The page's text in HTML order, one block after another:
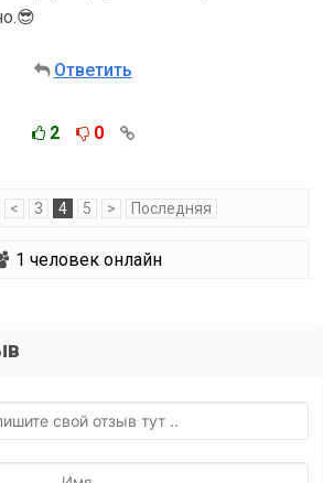
Ответить
2 0
< 3 4 5 > Последняя
1 человек онлайн